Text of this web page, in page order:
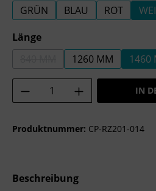
GRÜN
BLAU ROT
Längeauswählen
(DIESE OPTION IST ZURZEIT
1260 MM 1460
Produkt Anzahl: Gib
IN
Produktnummer: CP-RZ201-014
Beschreibung